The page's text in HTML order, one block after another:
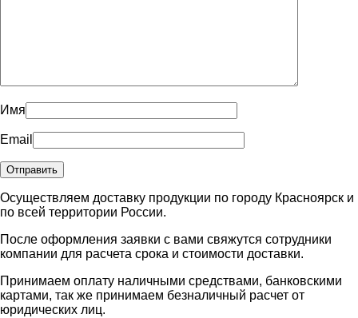
Имя
Email
Осуществляем доставку продукции по городу Красноярск и
по всей территории России.
После оформления заявки с вами свяжутся сотрудники
компании для расчета срока и стоимости доставки.
Принимаем оплату наличными средствами, банковскими
картами, так же принимаем безналичный расчет от
юридических лиц.